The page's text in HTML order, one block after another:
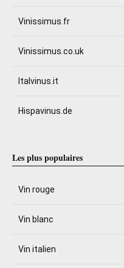
Vinissimus.fr
Vinissimus.co.uk
Italvinus.it
Hispavinus.de
Les plus populaires
Vin rouge
Vin blanc
Vin italien